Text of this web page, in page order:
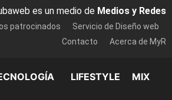
es un medio de Medios y Redes
patrocinados
Servicio de Diseño web
Contacto
Acerca de MyR
LIFESTYLE MIX